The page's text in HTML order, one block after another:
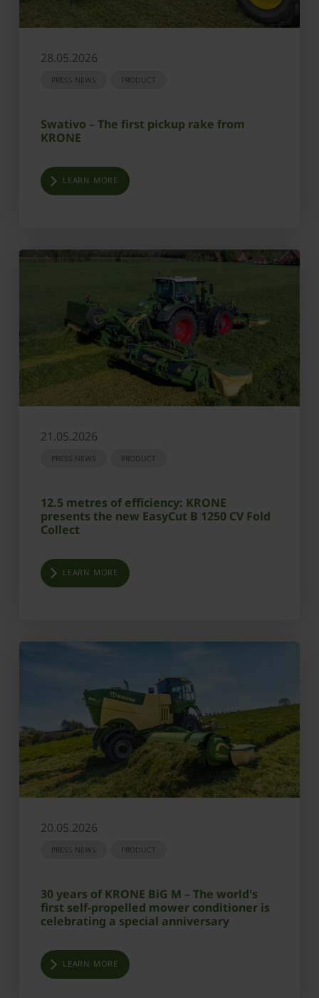
28.05.2026
PRESS NEWS PRODUCT
Swativo – The first pickup rake from
KRONE
LEARN MORE
21.05.2026
PRESS NEWS PRODUCT
12.5 metres of efficiency: KRONE
presents the new EasyCut B 1250 CV Fold
Collect
LEARN MORE
20.05.2026
PRESS NEWS PRODUCT
30 years of KRONE BiG M – The world's
first self-propelled mower conditioner is
celebrating a special anniversary
LEARN MORE